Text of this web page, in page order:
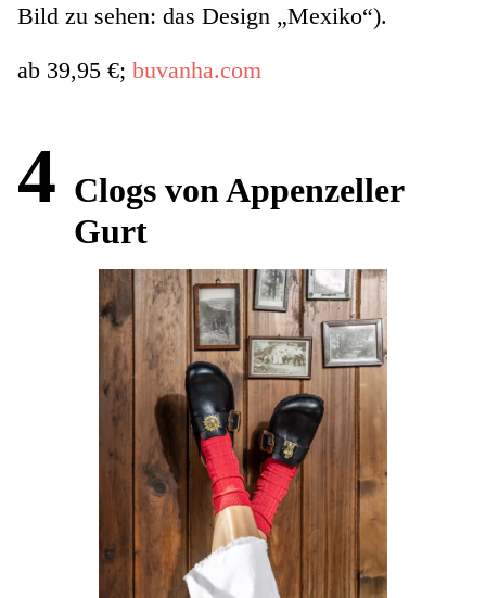
Bild zu sehen: das Design „Mexiko“).
ab 39,95 €; buvanha.com
4 Clogs von Appenzeller
Gurt